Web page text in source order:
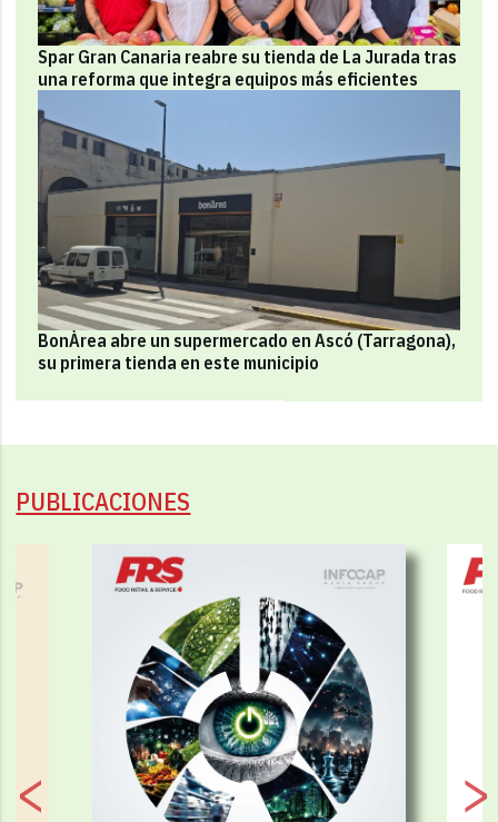
Spar Gran Canaria reabre su tienda de La Jurada tras
una reforma que integra equipos más eficientes
BonÀrea abre un supermercado en Ascó (Tarragona),
su primera tienda en este municipio
PUBLICACIONES